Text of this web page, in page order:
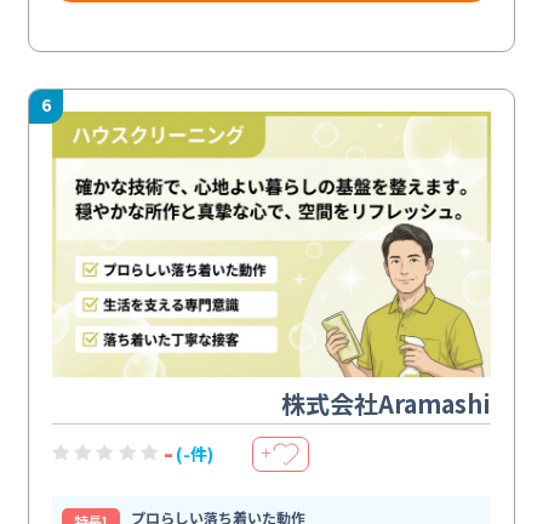
6
株式会社Aramashi
- (-件) ＋
プロらしい落ち着いた動作